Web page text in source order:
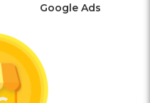
Google Ads